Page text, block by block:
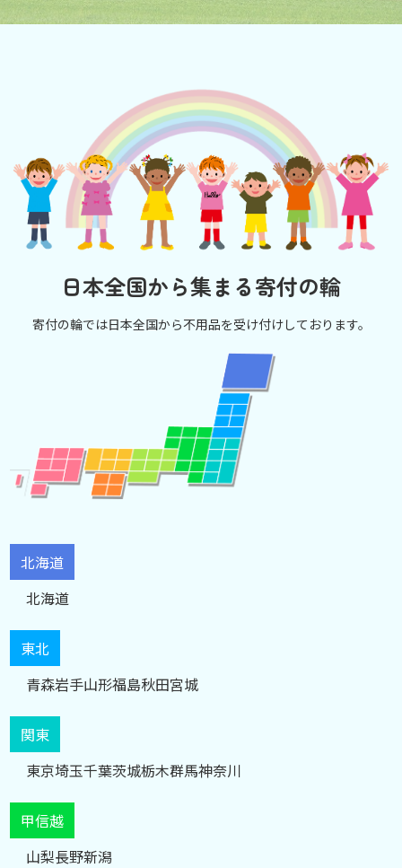
日本全国から集まる寄付の輪
寄付の輪では日本全国から不用品を受け付けしております。
北海道
北海道
東北
青森岩手山形福島秋田宮城
関東
東京埼玉千葉茨城栃木群馬神奈川
甲信越
山梨長野新潟